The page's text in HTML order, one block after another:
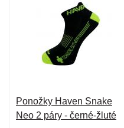
Ponožky Haven Snake
Neo 2 páry - černé-žluté